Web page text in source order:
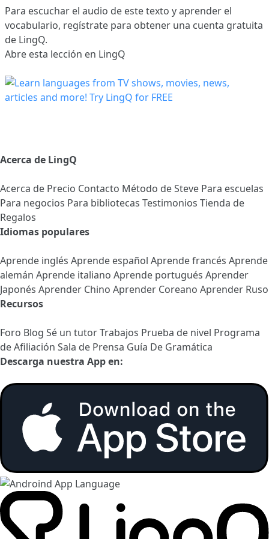
Para escuchar el audio de este texto y aprender el
vocabulario, regístrate para obtener una cuenta gratuita
de LingQ.
Abre esta lección en LingQ
Acerca de LingQ
Acerca de Precio Contacto Método de Steve Para escuelas
Para negocios Para bibliotecas Testimonios Tienda de
Regalos
Idiomas populares
Aprende inglés Aprende español Aprende francés Aprende
alemán Aprende italiano Aprende portugués Aprender
Japonés Aprender Chino Aprender Coreano Aprender Ruso
Recursos
Foro Blog Sé un tutorTrabajos Prueba de nivel Programa
de Afiliación Sala de Prensa Guía De Gramática
Descarga nuestra App en: